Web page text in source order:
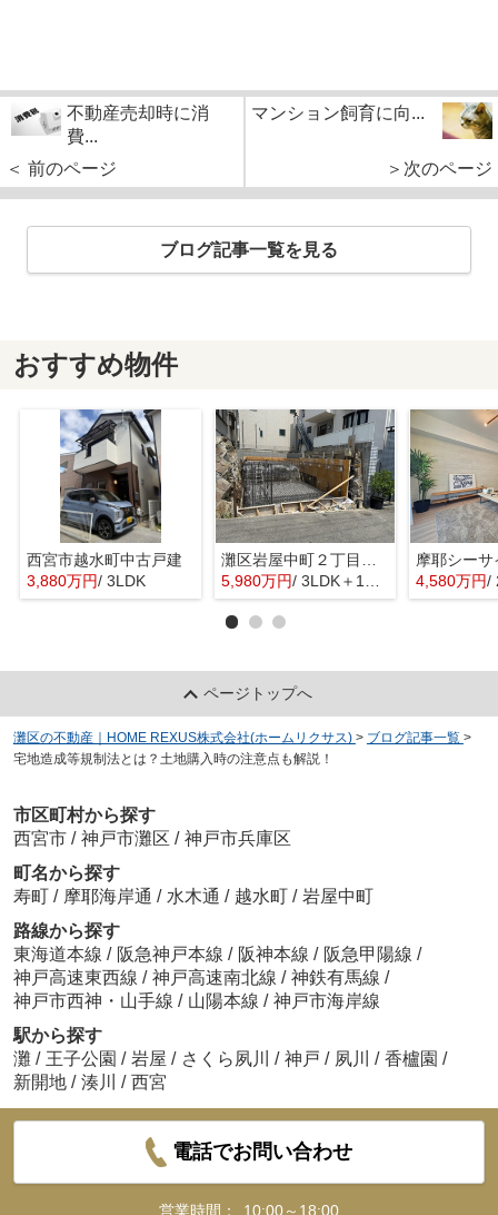
不動産売却時に消
費...
＜ 前のページ
マンション飼育に向...
＞次のページ
ブログ記事一覧を見る
おすすめ物件
西宮市越水町中古戸建
3,880万円/ 3LDK
灘区岩屋中町２丁目新築戸建
5,980万円/ 3LDK＋1S(納戸) 4,580万円/
ページトップへ
灘区の不動産｜HOME REXUS株式会社(ホームリクサス) > ブログ記事一覧 >
宅地造成等規制法とは？土地購入時の注意点も解説！
市区町村から探す
西宮市 / 神戸市灘区 / 神戸市兵庫区
町名から探す
寿町 / 摩耶海岸通 / 水木通 / 越水町 / 岩屋中町
路線から探す
東海道本線 / 阪急神戸本線 / 阪神本線 / 阪急甲陽線 /
神戸高速東西線 / 神戸高速南北線 / 神鉄有馬線 /
神戸市西神・山手線 / 山陽本線 / 神戸市海岸線
駅から探す
灘 / 王子公園 / 岩屋 / さくら夙川 / 神戸 / 夙川 / 香櫨園 /
新開地 / 湊川 / 西宮
電話でお問い合わせ
営業時間： 10:00～18:00